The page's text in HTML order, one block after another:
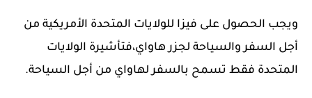
ويجب الحصول على فيزا للولايات المتحدة الأمريكية من
أجل السفر والسياحة لجزر هاواي،فتأشيرة الولايات
المتحدة فقط تسمح بالسفر لهاواي من أجل السياحة.